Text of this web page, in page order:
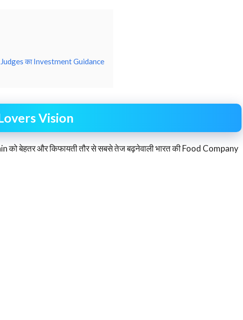
का Investment Guidance
Vision
बेहतर और किफायती तौर से सबसे तेज बढ़नेवाली भारत की Food Company